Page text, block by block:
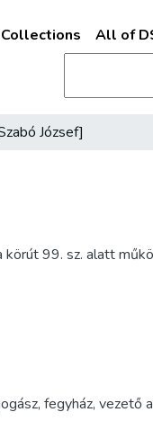
All of
József]
körút 99. sz. alatt
, fegyház, vezető